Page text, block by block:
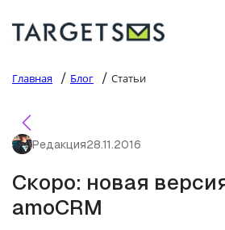
Главная / Блог / Статьи
Редакция28.11.2016
Скоро: новая
amoCRM